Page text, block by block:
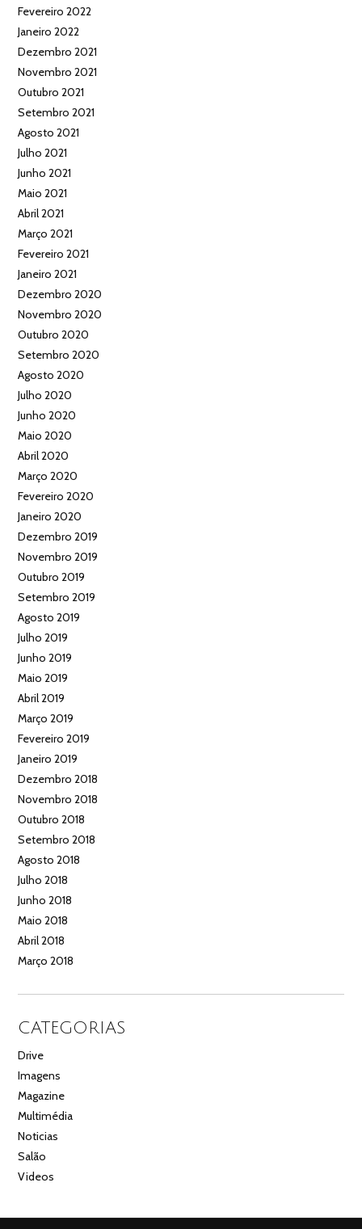
Fevereiro 2022
Janeiro 2022
Dezembro 2021
Novembro 2021
Outubro 2021
Setembro 2021
Agosto 2021
Julho 2021
Junho 2021
Maio 2021
Abril 2021
Março 2021
Fevereiro 2021
Janeiro 2021
Dezembro 2020
Novembro 2020
Outubro 2020
Setembro 2020
Agosto 2020
Julho 2020
Junho 2020
Maio 2020
Abril 2020
Março 2020
Fevereiro 2020
Janeiro 2020
Dezembro 2019
Novembro 2019
Outubro 2019
Setembro 2019
Agosto 2019
Julho 2019
Junho 2019
Maio 2019
Abril 2019
Março 2019
Fevereiro 2019
Janeiro 2019
Dezembro 2018
Novembro 2018
Outubro 2018
Setembro 2018
Agosto 2018
Julho 2018
Junho 2018
Maio 2018
Abril 2018
Março 2018
CATEGORIAS
Drive
Imagens
Magazine
Multimédia
Noticias
Salão
Videos